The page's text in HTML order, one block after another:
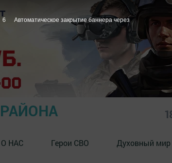
О НАС Герои СВО Духовный мир
5 Автоматическое закрытие баннера через